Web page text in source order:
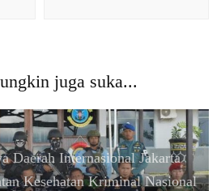
juga suka...
Daerah Internasional Jakarta
Kesehatan Kriminal Nasional